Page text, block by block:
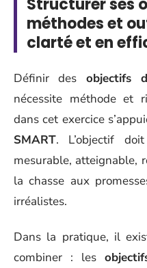
Structurer ses
méthodes et
clarté et en
Définir des objectifs
nécessite méthode et
dans cet exercice
SMART. L’objectif
mesurable, atteignable,
la chasse aux
irréalistes.
Dans la pratique, il
combiner : les